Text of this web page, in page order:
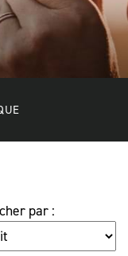
par :